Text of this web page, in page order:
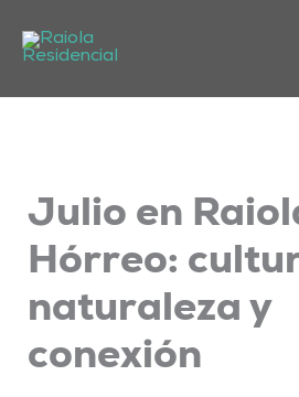
contenido
Julio en
Hórreo:
naturaleza y
conexión